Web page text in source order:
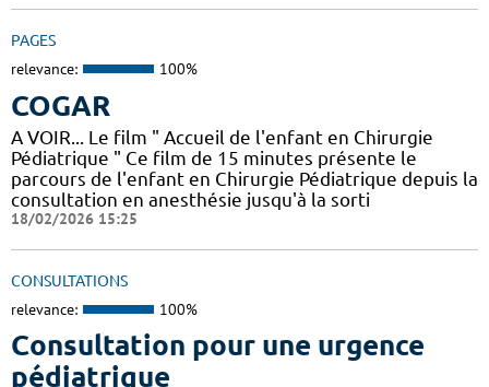
PAGES
relevance: 100%
COGAR
A VOIR... Le film " Accueil de l'enfant en Chirurgie
Pédiatrique " Ce film de 15 minutes présente le
parcours de l'enfant en Chirurgie Pédiatrique depuis la
consultation en anesthésie jusqu'à la sorti
18/02/2026 15:25
CONSULTATIONS
relevance: 100%
Consultation pour une urgence
pédiatrique